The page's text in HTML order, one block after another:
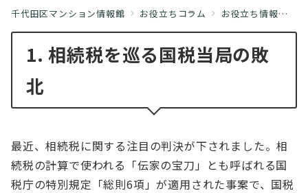
千代田区マンション情報館 お役立ちコラム お役立ち情報
1. 相続税を巡る国税当局の敗
北
最近、相続税に関する注目の判決が下されました。相
続税の計算で使われる「伝家の宝刀」とも呼ばれる国
税庁の特別規定「総則6項」が適用された事案で、国税